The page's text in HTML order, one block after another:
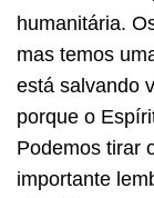
humanitária.
mas temos
está salvando
porque o
Podemos tirar
importante